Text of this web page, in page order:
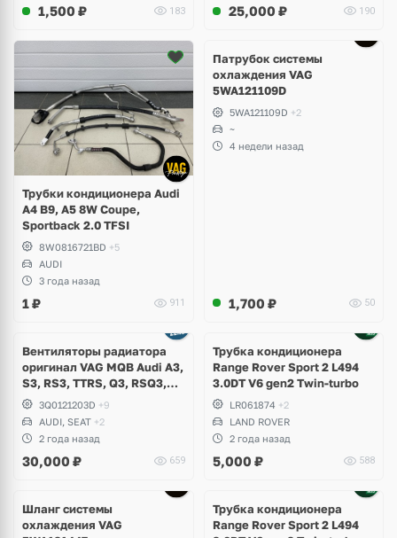
1,500 ₽ 183 25,000 ₽ 190
Трубки кондиционера Audi
A4 B9, A5 8W Coupe,
Sportback 2.0 TFSI
8W0816721BD +5
AUDI
3 года назад
1 ₽ 911
Патрубок системы
охлаждения VAG
5WA121109D
5WA121109D +2
~
4 недели назад
1,700 ₽ 50
Вентиляторы радиатора
оригинал VAG MQB Audi A3,
S3, RS3, TTRS, Q3, RSQ3,
Volkswagen Tiguan 2,
Allspace, Arteon, Passat B8,
Multivan, Transporter T6,
Skoda Kodiaq, Karoq,
Superb
3Q0121203D +9
AUDI, SEAT +2
2 года назад
30,000 ₽ 659
Трубка кондиционера
Range Rover Sport 2 L494
3.0DT V6 gen2 Twin-turbo
LR061874 +2
LAND ROVER
2 года назад
5,000 ₽ 588
Шланг системы
охлаждения VAG
Трубка кондиционера
Range Rover Sport 2 L494